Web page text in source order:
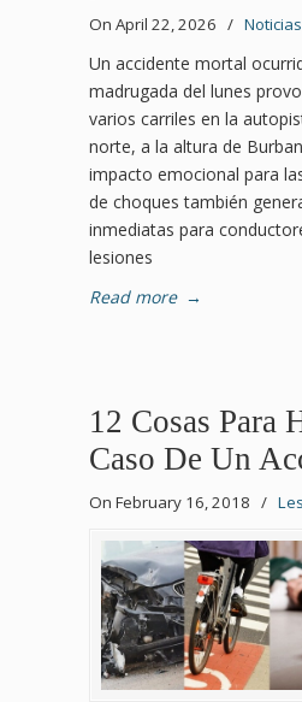
On April 22, 2026 / Noticias
Un accidente mortal
madrugada del lunes
varios carriles en la
norte, a la altura de
impacto emocional para
de choques también
inmediatas para
lesiones
Read more →
12 Cosas Para
Caso De Un
On February 16, 2018 /